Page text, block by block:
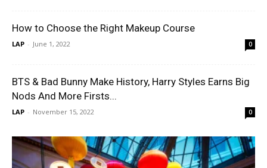
How to Choose the Right Makeup Course
LAP - June 1, 2022 0
BTS & Bad Bunny Make History, Harry Styles Earns Big
Nods And More Firsts...
LAP - November 15, 2022 0